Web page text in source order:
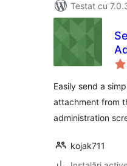
Testat cu
Easily send a
attachment from
administration
kojak711